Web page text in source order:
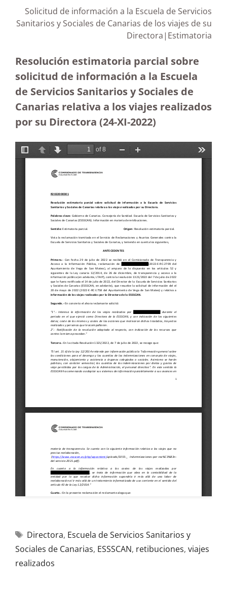
Solicitud de información a la Escuela de Servicios
Sanitarios y Sociales de Canarias de los viajes de su
Directora| Estimatoria
Resolución estimatoria parcial sobre
solicitud de información a la Escuela
de Servicios Sanitarios y Sociales de
Canarias relativa a los viajes realizados
por su Directora (24-XI-2022)
Directora, Escuela de Servicios Sanitarios y
Sociales de Canarias, ESSSCAN, retibuciones, viajes
realizados